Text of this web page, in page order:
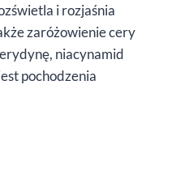
i rozjaśnia
zaróżowienie cery
niacynamid
pochodzenia